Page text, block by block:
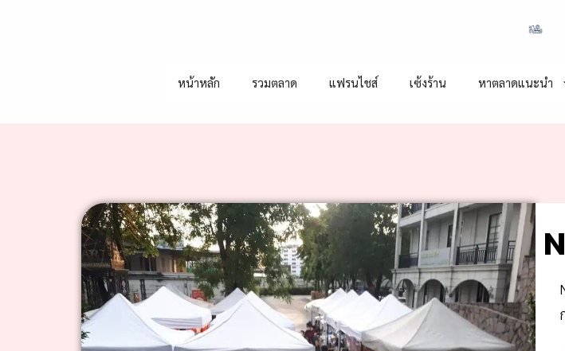
หน้าหลัก รวมตลาด แฟรนไชส์ เซ้งร้าน หาตลาดแนะนำ